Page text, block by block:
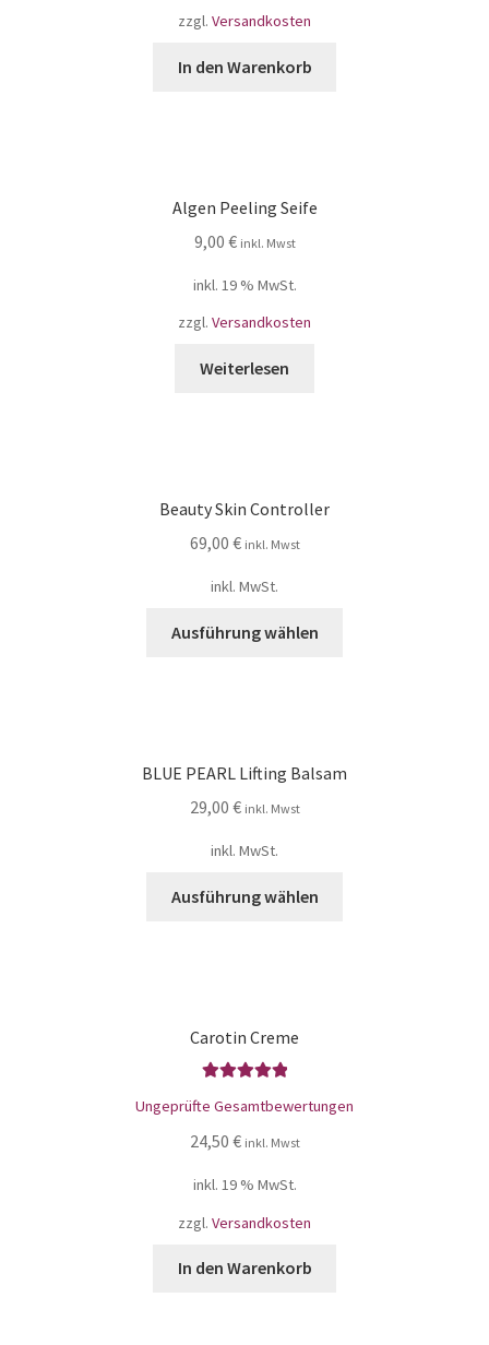
zzgl. Versandkosten
In den Warenkorb
Algen Peeling Seife
9,00 € inkl. Mwst
inkl. 19 % MwSt.
zzgl. Versandkosten
Weiterlesen
Beauty Skin Controller
69,00 € inkl. Mwst
inkl. MwSt.
Ausführung wählen
BLUE PEARL Lifting Balsam
29,00 € inkl. Mwst
inkl. MwSt.
Ausführung wählen
Carotin Creme
5.00von 5
Ungeprüfte Gesamtbewertungen
24,50 € inkl. Mwst
inkl. 19 % MwSt.
zzgl. Versandkosten
In den Warenkorb